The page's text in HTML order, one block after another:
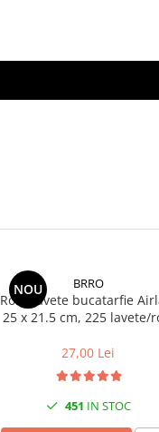
NOU BRRO
Rola Lavete bucatarfie
25 x 21.5 cm, 225 lavete/
27,00 Lei
451 IN STOC